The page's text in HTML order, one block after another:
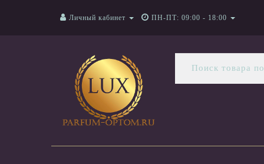
Личный кабинет ПН-ПТ: 09:00 - 18:00